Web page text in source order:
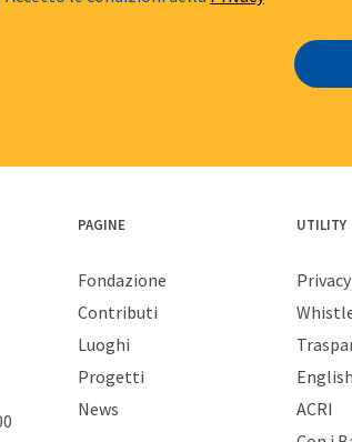
PAGINE
Fondazione
Contributi
Luoghi
Progetti
News
UTILITY
English
ACRI